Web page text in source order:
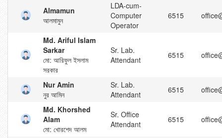
Almamun
আলমামুন
LDA-cum-
Computer
Operator
6515
Md. Ariful Islam
Sarkar
মো: আরিফুল ইসলাম
সরকার
Sr. Lab.
Attendant
6515
Nur Amin
নুর আমিন
Sr. Lab.
Attendant
6515
Md. Khorshed
Alam
মো: খোরশেদ আলম
Sr. Office
Attendant
6515